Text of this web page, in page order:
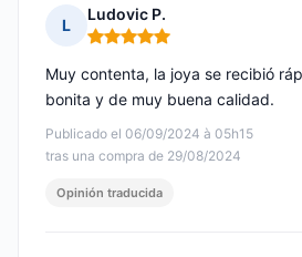
L
Ludovic P.
Nota: 5 de 5
Publicado el 06/09/2024 à 05h15
tras una compra de 29/08/2024
Muy contenta, la joya se recibió
bonita y de muy buena calidad.
Opinión traducida